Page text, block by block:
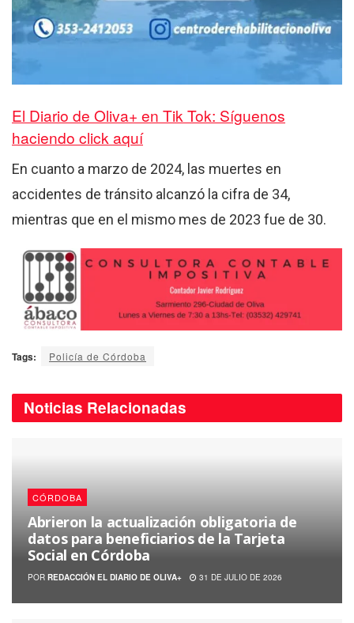
El Diario de Oliva+ en Tik Tok: Síguenos
haciendo click aquí
En cuanto a marzo de 2024, las muertes en
accidentes de tránsito alcanzó la cifra de 34,
mientras que en el mismo mes de 2023 fue de 30.
Tags: Policía de Córdoba
Noticias Relacionadas
CÓRDOBA
Abrieron la actualización obligatoria de
datos para beneficiarios de la Tarjeta
Social en Córdoba
POR REDACCIÓN EL DIARIO DE OLIVA+ 31 DE JULIO DE 2026